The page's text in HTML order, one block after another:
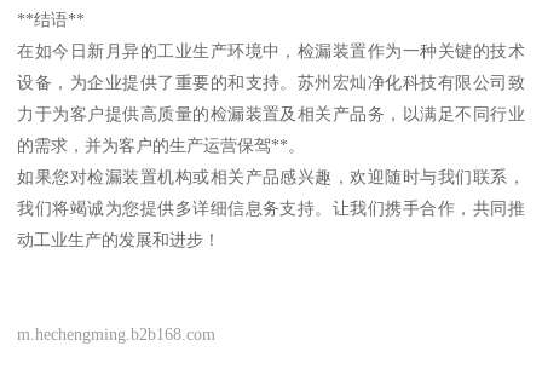
**结语**
在如今日新月异的工业生产环境中，检漏装置作为一种关键的技术
设备，为企业提供了重要的和支持。苏州宏灿净化科技有限公司致
力于为客户提供高质量的检漏装置及相关产品务，以满足不同行业
的需求，并为客户的生产运营保驾**。
如果您对检漏装置机构或相关产品感兴趣，欢迎随时与我们联系，
我们将竭诚为您提供多详细信息务支持。让我们携手合作，共同推
动工业生产的发展和进步！
m.hechengming.b2b168.com